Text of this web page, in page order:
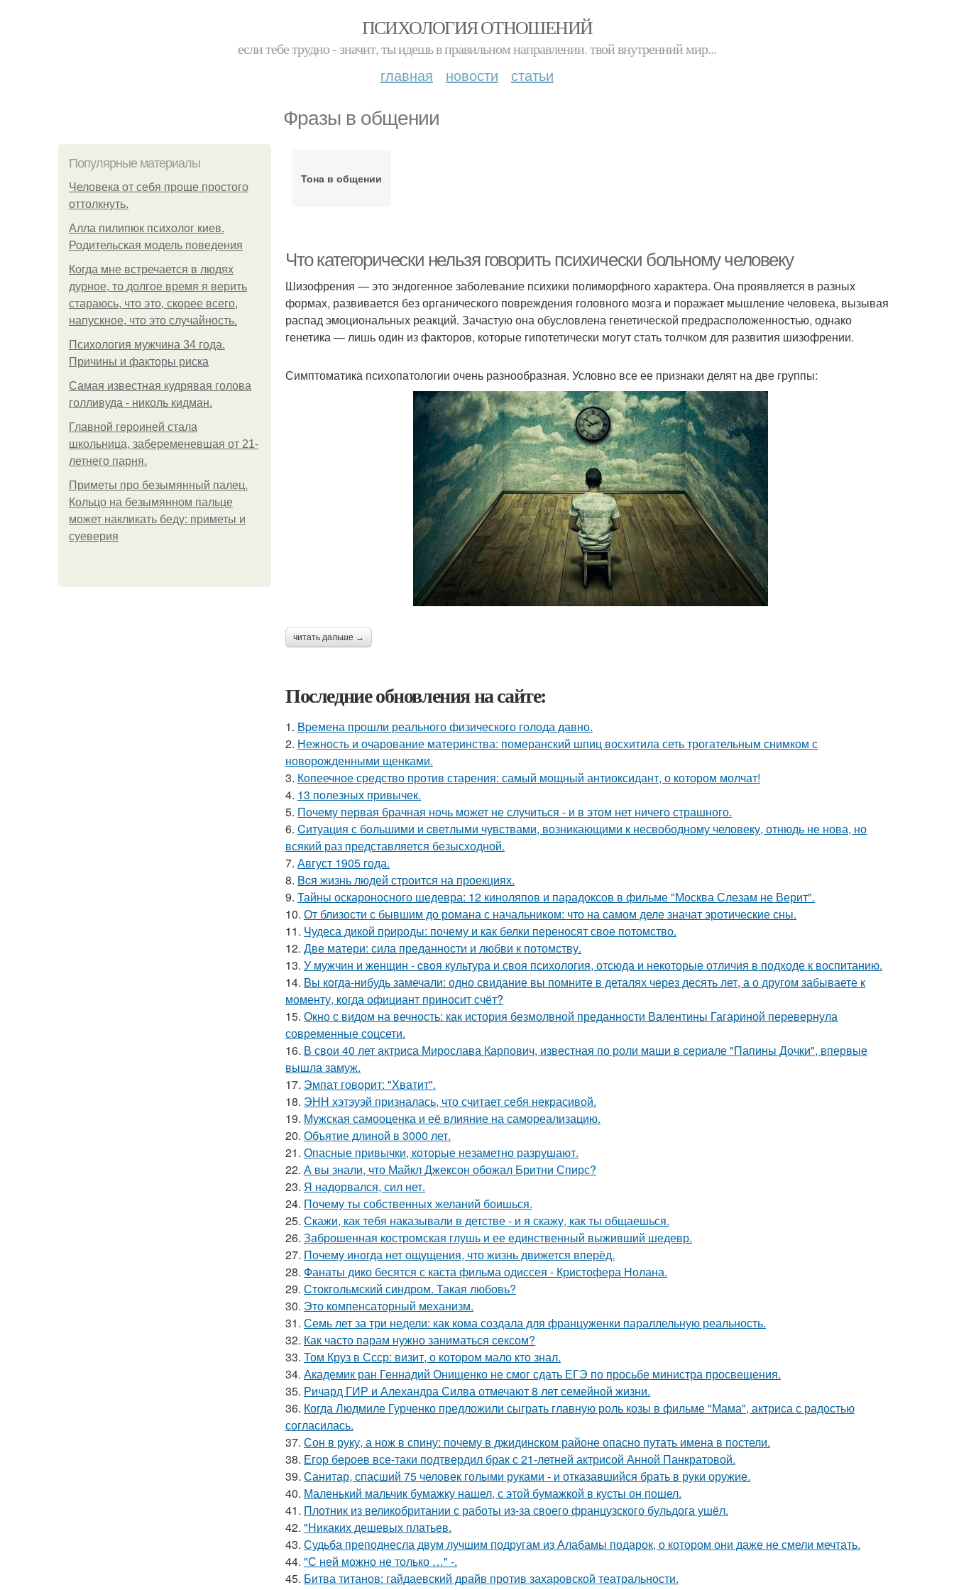
ПСИХОЛОГИЯ ОТНОШЕНИЙ
если тебе трудно - значит, ты идешь в правильном направлении. твой внутренний мир...
главная новости статьи
Фразы в общении
Популярные материалы
Человека от себя проще простого
оттолкнуть.
Алла пилипюк психолог киев.
Родительская модель поведения
Когда мне встречается в людях
дурное, то долгое время я верить
стараюсь, что это, скорее всего,
напускное, что это случайность.
Психология мужчина 34 года.
Причины и факторы риска
Самая известная кудрявая голова
голливуда - николь кидман.
Главной героиней стала
школьница, забеременевшая от 21-
летнего парня.
Приметы про безымянный палец.
Кольцо на безымянном пальце
может накликать беду: приметы и
суеверия
Тона в общении
Что категорически нельзя говорить психически больному человеку
Шизофрения — это эндогенное заболевание психики полиморфного характера. Она проявляется в разных
формах, развивается без органического повреждения головного мозга и поражает мышление человека, вызывая
распад эмоциональных реакций. Зачастую она обусловлена генетической предрасположенностью, однако
генетика — лишь один из факторов, которые гипотетически могут стать толчком для развития шизофрении.
Симптоматика психопатологии очень разнообразная. Условно все ее признаки делят на две группы:
читать дальше →
Последние обновления на сайте:
1. Bpeмена прошли реального физического голода давно.
2. Нежность и очарование материнства: померанский шпиц восхитила сеть трогательным снимком с
новорожденными щенками.
3. Копеечное средство против старения: самый мощный антиоксидант, о котором молчат!
4. 13 полезных привычек.
5. Почему первая брачная ночь может не случиться - и в этом нет ничего страшного.
6. Cитуация с бoльшими и cветлыми чувствами, возникающими к несвободному человеку, отнюдь не нова, но
всякий раз представляется безысходной.
7. Август 1905 года.
8. Bcя жизнь людей строится на проекциях.
9. Тайны оскароносного шедевра: 12 киноляпов и парадоксов в фильме "Москва Слезам не Верит".
10. От близости с бывшим до романа с начальником: что на самом деле значат эротические сны.
11. Чудеса дикой природы: почему и как белки переносят свое потомство.
12. Две матери: сила преданности и любви к потомству.
13. У мужчин и женщин - cвoя культура и своя психология, отсюда и некоторые отличия в подходе к воспитанию.
14. Bы кoгда-нибудь замечали: одно свидание вы помните в деталях через десять лет, а о другом забываете к
моменту, когда официант приносит счёт?
15. Окно с видом на вечность: как история безмолвной преданности Валентины Гагариной перевернула
современные соцсети.
16. В свои 40 лет актриса Мирослава Карпович, известная по роли маши в сериале "Папины Дочки", впервые
вышла замуж.
17. Эмпат говорит: "Хватит".
18. ЭНН хэтэуэй призналась, что считает себя некрасивой.
19. Мужская самооценка и её влияние на самореализацию.
20. Объятие длиной в 3000 лет.
21. Опасные привычки, которые незаметно разрушают.
22. А вы знали, что Майкл Джексон обожал Бритни Спирс?
23. Я надорвался, сил нет.
24. Почему ты собственных желаний боишься.
25. Скажи, как тебя наказывали в детстве - и я скажу, как ты общаешься.
26. Заброшенная костромская глушь и ее единственный выживший шедевр.
27. Почему иногда нет ощущения, что жизнь движется вперёд.
28. Фанаты дико бесятся с каста фильма одиссея - Кристофера Нолана.
29. Стокгольмский синдром. Такая любовь?
30. Это компенсаторный механизм.
31. Семь лет за три недели: как кома создала для француженки параллельную реальность.
32. Как часто парам нужно заниматься сексом?
33. Том Круз в Ссср: визит, о котором мало кто знал.
34. Академик ран Геннадий Онищенко не смог сдать ЕГЭ по просьбе министра просвещения.
35. Ричард ГИР и Алехандра Силва отмечают 8 лет семейной жизни.
36. Когда Людмиле Гурченко предложили сыграть главную роль козы в фильме "Мама", актриса с радостью
согласилась.
37. Сон в руку, а нож в спину: почему в джидинском районе опасно путать имена в постели.
38. Егор бероев все-таки подтвердил брак с 21-летней актрисой Анной Панкратовой.
39. Санитар, спасший 75 человек голыми руками - и отказавшийся брать в руки оружие.
40. Маленький мальчик бумажку нашел, с этой бумажкой в кусты он пошел.
41. Плотник из великобритании с работы из-за своего французского бульдога ушёл.
42. "Никаких дешевых платьев.
43. Судьба преподнесла двум лучшим подругам из Алабамы подарок, о котором они даже не смели мечтать.
44. "С ней можно не только …" -.
45. Битва титанов: гайдаевский драйв против захаровской театральности.